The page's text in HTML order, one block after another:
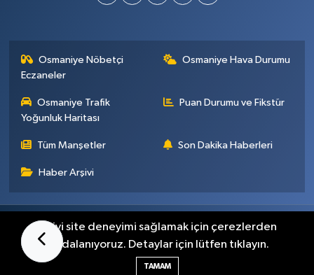
Osmaniye Nöbetçi
Eczaneler
Osmaniye Hava Durumu
Osmaniye Trafik
Yoğunluk Haritası
Puan Durumu ve Fikstür
Tüm Manşetler Son Dakika Haberleri
Haber Arşivi
Künye İletişim Gizlilik Sözleşmesi
Haber Yazılımı:
En iyi site deneyimi sağlamak için çerezlerden
faydalanıyoruz. Detaylar için lütfen tıklayın.
TAMAM